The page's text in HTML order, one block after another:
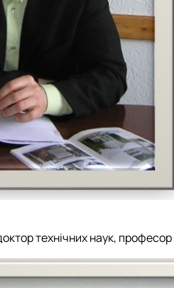
технічних наук,